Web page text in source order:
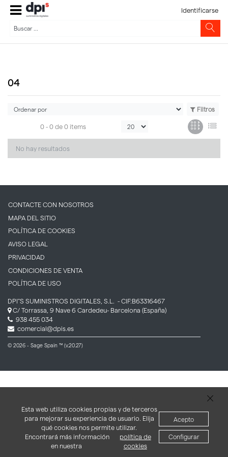
Identificarse
04
Filtros
0 - 0 de 0 items
No hay resultados
CONTACTE CON NOSOTROS
MAPA DEL SITIO
POLÍTICA DE COOKIES
AVISO LEGAL
PRIVACIDAD
CONDICIONES DE VENTA
POLÍTICA DE USO
DPI''S SUMINISTROS DIGITALES, S.L. - CIF:B63316467
C/ Torrassa, 9 Nave 6 Cardedeu- Barcelona (España)
938 455 034
comercial@dpis.es
© 2026 - Sage Spain ™ (v.20.27)
Esta web utiliza cookies propias y de terceros
para mejorar su experiencia de usuario. Elija
qué cookies nos permite utilizar.
Encontrará más información
en nuestra
política de
cookies
Acepto
Configurar